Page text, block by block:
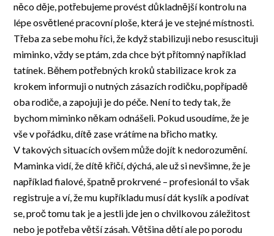
něco děje, potřebujeme provést důkladnější kontrolu na
lépe osvětlené pracovní ploše, která je ve stejné místnosti.
Třeba za sebe mohu říci, že když stabilizuji nebo resuscituji
miminko, vždy se ptám, zda chce být přítomný například
tatínek. Během potřebných kroků stabilizace krok za
krokem informuji o nutných zásazích rodičku, popřípadě
oba rodiče, a zapojuji je do péče. Není to tedy tak, že
bychom miminko někam odnášeli. Pokud usoudíme, že je
vše v pořádku, dítě zase vrátíme na břicho matky.
V takových situacích ovšem může dojít k nedorozumění.
Maminka vidí, že dítě křičí, dýchá, ale už si nevšimne, že je
například fialové, špatně prokrvené – profesionál to však
registruje a ví, že mu kupříkladu musí dát kyslík a podívat
se, proč tomu tak je a jestli jde jen o chvilkovou záležitost
nebo je potřeba větší zásah. Většina dětí ale po porodu